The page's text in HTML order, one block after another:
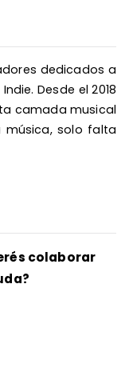
dedicados a
Desde el 2018
camada musical
música, solo falta
colaborar